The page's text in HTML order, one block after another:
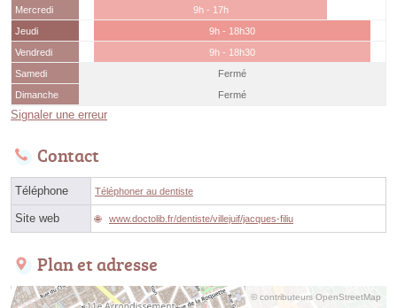
Mercredi
9h - 17h
Jeudi
9h - 18h30
Vendredi
9h - 18h30
Samedi
Fermé
Dimanche
Fermé
Signaler une erreur
Contact
Téléphone Téléphoner au dentiste
Site web www.doctolib.fr/dentiste/villejuif/jacques-filiu
Plan et adresse
© contributeurs OpenStreetMap